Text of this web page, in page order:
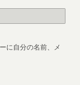
に自分の名前、メ